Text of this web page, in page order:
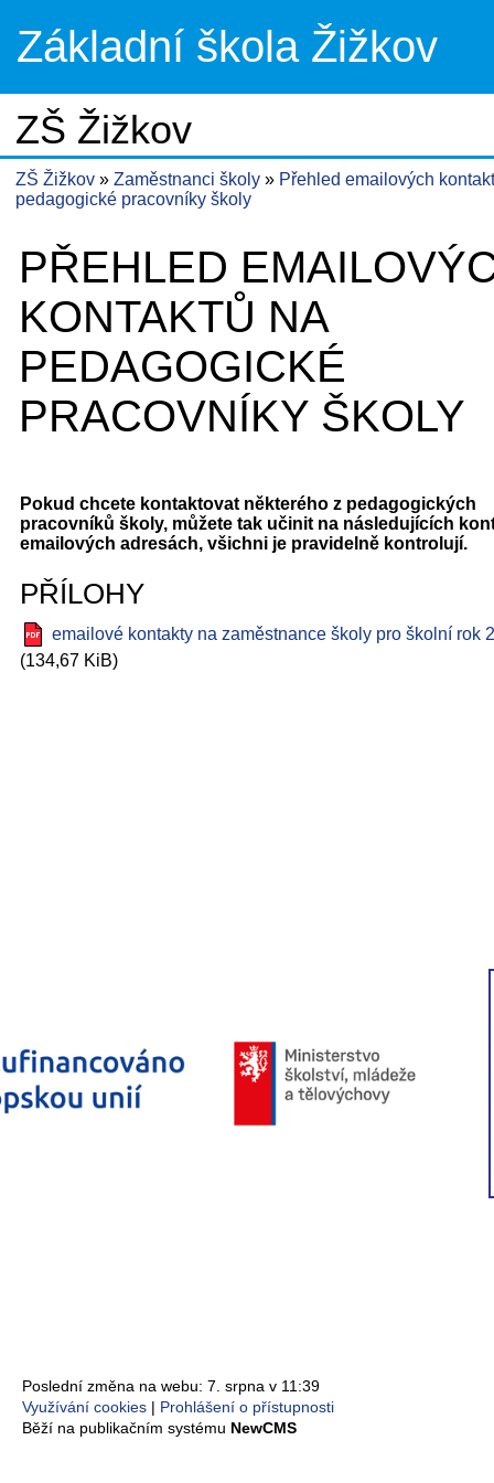
Základní škola Žižkov
ZŠ Žižkov
ZŠ Žižkov Zaměstnanci školy
Přehled emailových
pedagogické pracovníky školy
PŘEHLED
KONTAKTŮ NA
PEDAGOGICKÉ
PRACOVNÍKY ŠKOLY
Pokud chcete kontaktovat některého z pedagogických
pracovníků školy, můžete tak učinit na následujících
emailových adresách, všichni je pravidelně kontrolují.
PŘÍLOHY
emailové kontakty na zaměstnance školy pro školní rok
(134,67 KiB)
Poslední změna na webu: 7. srpna v 11:39
Využívání cookies
Prohlášení o přístupnosti
Běží na publikačním systému NewCMS